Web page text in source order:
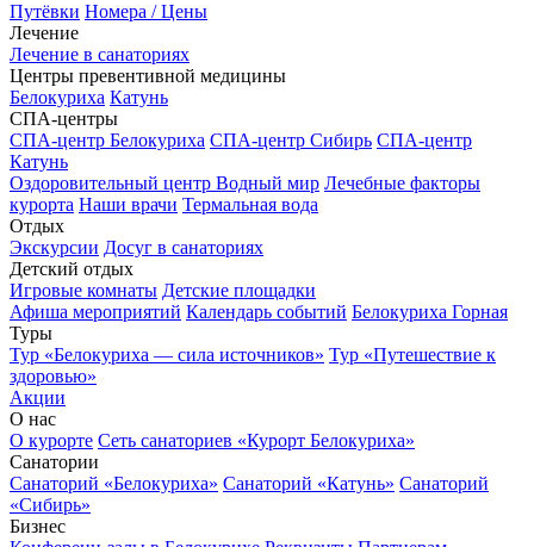
Путёвки Номера / Цены
Лечение
Лечение в санаториях
Центры превентивной медицины
Белокуриха Катунь
СПА-центры
СПА-центр Белокуриха СПА-центр Сибирь СПА-центр
Катунь
Оздоровительный центр Водный мир Лечебные факторы
курорта Наши врачи Термальная вода
Отдых
Экскурсии Досуг в санаториях
Детский отдых
Игровые комнаты Детские площадки
Афиша мероприятий Календарь событий Белокуриха Горная
Туры
Тур «Белокуриха — сила источников» Тур «Путешествие к
здоровью»
Акции
О нас
О курорте Сеть санаториев «Курорт Белокуриха»
Санатории
Санаторий «Белокуриха» Санаторий «Катунь» Санаторий
«Сибирь»
Бизнес